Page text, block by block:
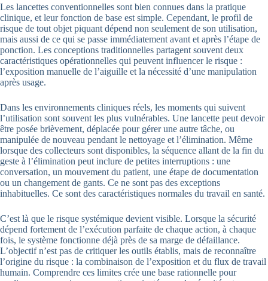
Les lancettes conventionnelles sont bien connues dans la pratique
clinique, et leur fonction de base est simple. Cependant, le profil de
risque de tout objet piquant dépend non seulement de son utilisation,
mais aussi de ce qui se passe immédiatement avant et après l’étape de
ponction. Les conceptions traditionnelles partagent souvent deux
caractéristiques opérationnelles qui peuvent influencer le risque :
l’exposition manuelle de l’aiguille et la nécessité d’une manipulation
après usage.
Dans les environnements cliniques réels, les moments qui suivent
l’utilisation sont souvent les plus vulnérables. Une lancette peut devoir
être posée brièvement, déplacée pour gérer une autre tâche, ou
manipulée de nouveau pendant le nettoyage et l’élimination. Même
lorsque des collecteurs sont disponibles, la séquence allant de la fin du
geste à l’élimination peut inclure de petites interruptions : une
conversation, un mouvement du patient, une étape de documentation
ou un changement de gants. Ce ne sont pas des exceptions
inhabituelles. Ce sont des caractéristiques normales du travail en santé.
C’est là que le risque systémique devient visible. Lorsque la sécurité
dépend fortement de l’exécution parfaite de chaque action, à chaque
fois, le système fonctionne déjà près de sa marge de défaillance.
L’objectif n’est pas de critiquer les outils établis, mais de reconnaître
l’origine du risque : la combinaison de l’exposition et du flux de travail
humain. Comprendre ces limites crée une base rationnelle pour